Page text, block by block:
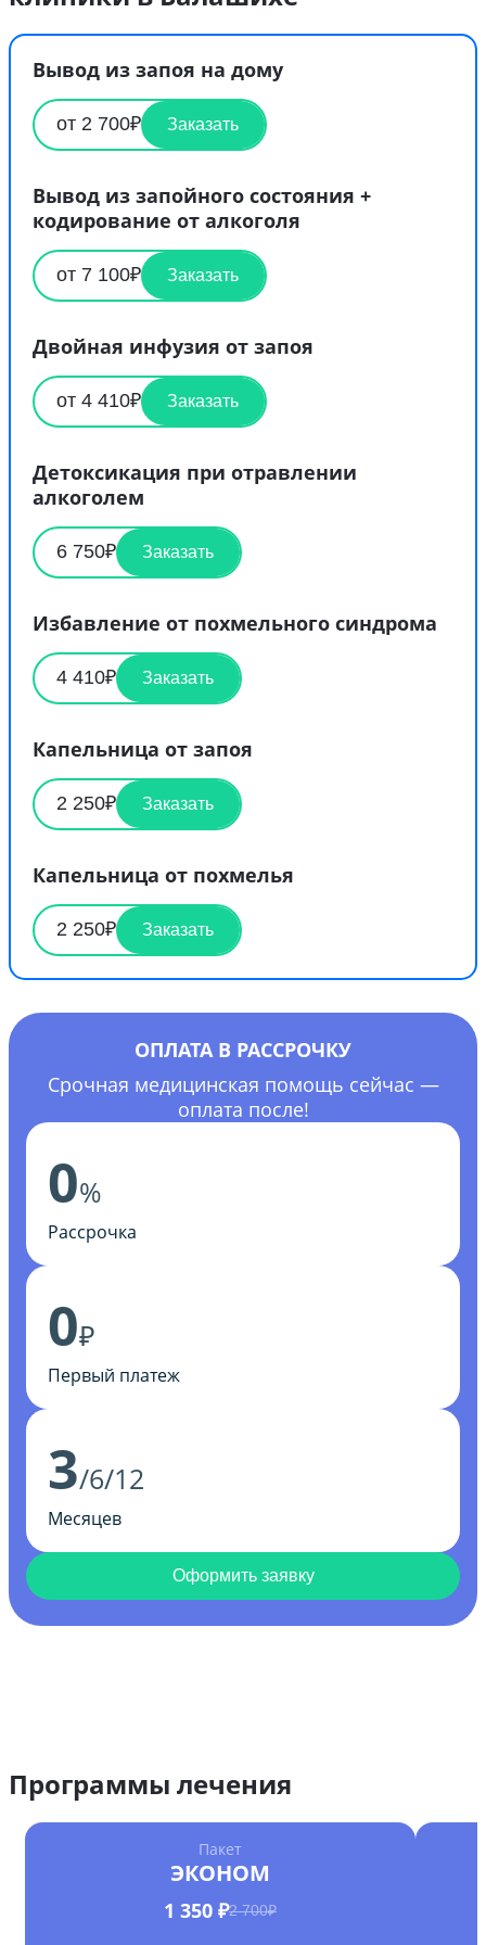
Вывод из запоя на дому
от 2 700₽ Заказать
Вывод из запойного состояния +
кодирование от алкоголя
от 7 100₽ Заказать
Двойная инфузия от запоя
от 4 410₽ Заказать
Детоксикация при отравлении
алкоголем
6 750₽ Заказать
Избавление от похмельного синдрома
4 410₽ Заказать
Капельница от запоя
2 250₽ Заказать
Капельница от похмелья
2 250₽ Заказать
ОПЛАТА В РАССРОЧКУ
Срочная медицинская помощь сейчас —
оплата после!
0%
Рассрочка
0₽
Первый платеж
3/6/12
Месяцев
Оформить заявку
Программы лечения
Пакет
ЭКОНОМ
1 350 ₽2 700₽